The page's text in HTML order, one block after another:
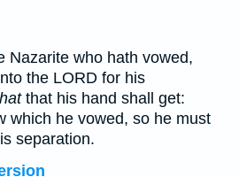
Nazarite who hath vowed,
the LORD for his
that his hand shall get:
which he vowed, so he must
separation.